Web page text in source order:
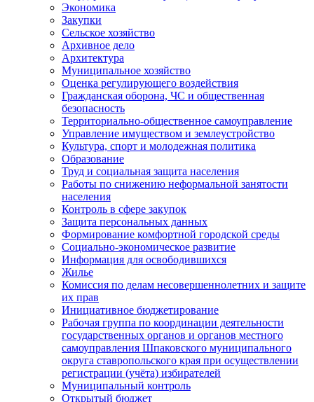
Экономика
Закупки
Сельское хозяйство
Архивное дело
Архитектура
Муниципальное хозяйство
Оценка регулирующего воздействия
Гражданская оборона, ЧС и общественная
безопасность
Территориально-общественное самоуправление
Управление имуществом и землеустройство
Культура, спорт и молодежная политика
Образование
Труд и социальная защита населения
Работы по снижению неформальной занятости
населения
Контроль в сфере закупок
Защита персональных данных
Формирование комфортной городской среды
Социально-экономическое развитие
Информация для освободившихся
Жилье
Комиссия по делам несовершеннолетних и защите
их прав
Инициативное бюджетирование
Рабочая группа по координации деятельности
государственных органов и органов местного
самоуправления Шпаковского муниципального
округа ставропольского края при осуществлении
регистрации (учёта) избирателей
Муниципальный контроль
Открытый бюджет